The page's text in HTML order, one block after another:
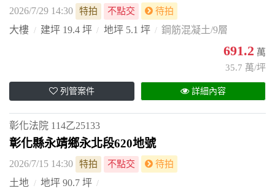
2026/7/29 14:30 特拍 不點交 待拍
大樓 建坪 19.4 坪 地坪 5.1 坪 鋼筋混凝土/9層
691.2 萬
35.7 萬/坪
列管案件 詳細內容
彰化法院 114乙25133
彰化縣永靖鄉永北段620地號
2026/7/15 14:30 特拍 不點交 待拍
土地 地坪 90.7 坪